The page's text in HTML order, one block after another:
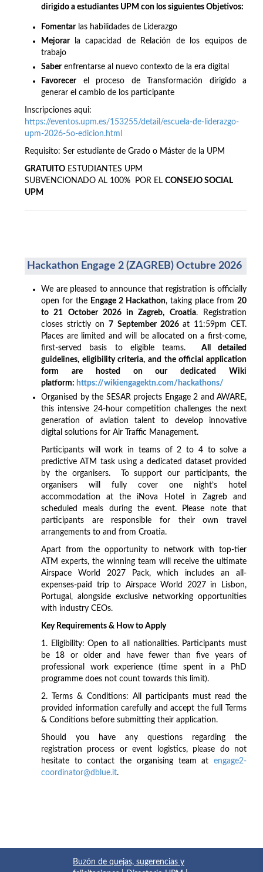
dirigido a estudiantes UPM con los siguientes Objetivos:
Fomentarlas habilidades de Liderazgo
Mejorar
la capacidad de Relación de los equipos de
trabajo
Saberenfrentarse al nuevo contexto de la era digital
Favorecerel proceso de Transformación dirigido a
generar el cambio de los participante
Inscripciones aqui:
https://eventos.upm.es/153255/detail/escuela-de-liderazgo-
upm-2026-5o-edicion.html
Requisito: Ser estudiante de Grado o Máster de la UPM
GRATUITO ESTUDIANTES UPM
SUBVENCIONADO AL 100% POR EL CONSEJO SOCIAL
UPM
Hackathon Engage 2 (ZAGREB) Octubre 2026
We are pleased to announce that registration is officially
open for the Engage 2 Hackathon, taking place from 20
to 21 October 2026 in Zagreb, Croatia. Registration
closes strictly on7 September 2026 at 11:59pm CET.
Places are limited and will be allocated on a first-come,
first-served basis to eligible teams. All detailed
guidelines, eligibility criteria, and the official application
form are hosted on our dedicated Wiki
platform: https://wikiengagektn.com/hackathons/
Organised by the SESAR projects Engage 2 and AWARE,
this intensive 24-hour competition challenges the next
generation of aviation talent to develop innovative
digital solutions for Air Traffic Management.
Participants will work in teams of 2 to 4 to solve a
predictive ATM task using a dedicated dataset provided
by the organisers. To support our participants, the
organisers will fully cover one night’s hotel
accommodation at the iNova Hotel in Zagreb and
scheduled meals during the event. Please note that
participants are responsible for their own travel
arrangements to and from Croatia.
Apart from the opportunity to network with top-tier
ATM experts, the winning team will receive the ultimate
Airspace World 2027 Pack, which includes an all-
expenses-paid trip to Airspace World 2027 in Lisbon,
Portugal, alongside exclusive networking opportunities
with industry CEOs.
Key Requirements & How to Apply
1. Eligibility: Open to all nationalities. Participants must
be 18 or older and have fewer than five years of
professional work experience (time spent in a PhD
programme does not count towards this limit).
2. Terms & Conditions: All participants must read the
provided information carefully and accept the full Terms
& Conditions before submitting their application.
Should you have any questions regarding the
registration process or event logistics, please do not
hesitate to contact the organising team at engage2-
coordinator@dblue.it.
Buzón de quejas, sugerencias y